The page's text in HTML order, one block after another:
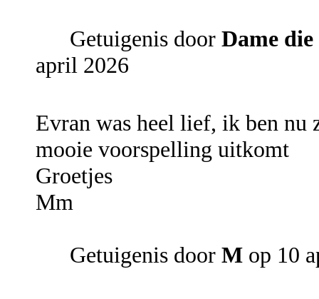
Getuigenis door Dame
april 2026
Evran was heel lief, ik ben nu
mooie voorspelling uitkomt
Groetjes
Mm
Getuigenis door M op 10